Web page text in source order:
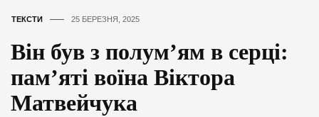
ТЕКСТИ 25 БЕРЕЗНЯ, 2025
Він був з полум’ям в серці:
пам’яті воїна Віктора
Матвейчука